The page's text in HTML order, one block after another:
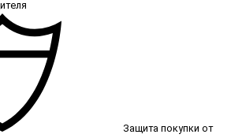
Защита покупки от